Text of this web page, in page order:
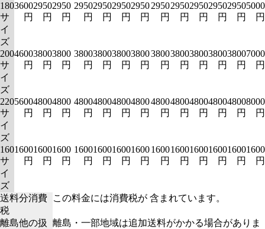
180
サ
イ
ズ
3600
円
2950
円
2950
円
2950
円
2950
円
2950
円
2950
円
2950
円
2950
円
2950
円
2950
円
2950
円
5000
円
200
サ
イ
ズ
4600
円
3800
円
3800
円
3800
円
3800
円
3800
円
3800
円
3800
円
3800
円
3800
円
3800
円
3800
円
7000
円
220
サ
イ
ズ
5600
円
4800
円
4800
円
4800
円
4800
円
4800
円
4800
円
4800
円
4800
円
4800
円
4800
円
4800
円
8000
円
160
サ
イ
ズ
1600
円
1600
円
1600
円
1600
円
1600
円
1600
円
1600
円
1600
円
1600
円
1600
円
1600
円
1600
円
1600
円
送料分消費
税
この料金には消費税が 含まれています。
離島他の扱
離島・一部地域は追加送料がかかる場合がありま